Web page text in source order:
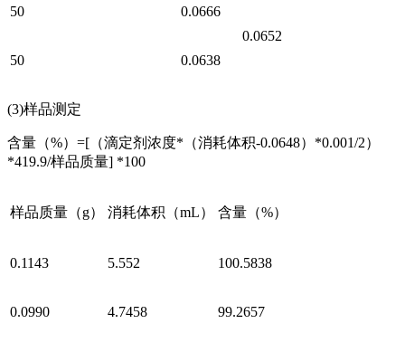
50
0.0666
0.0652
50
0.0638
(3)样品测定
含量（%）=[（滴定剂浓度*（消耗体积-0.0648）*0.001/2）
*419.9/样品质量] *100
样品质量（g） 消耗体积（mL） 含量（%）
0.1143 5.552 100.5838
0.0990 4.7458 99.2657